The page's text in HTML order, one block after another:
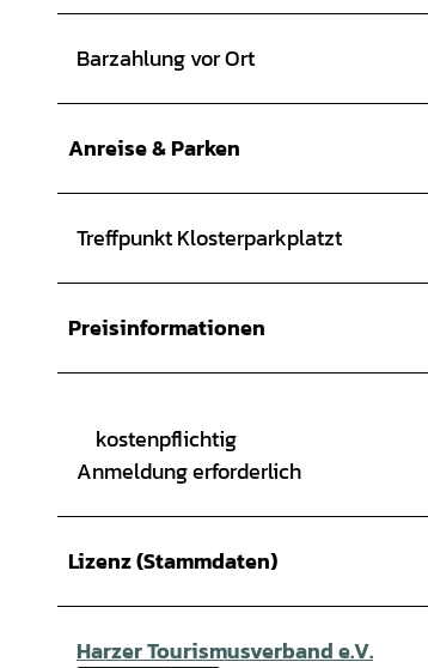
Barzahlung vor Ort
Anreise & Parken
Treffpunkt Klosterparkplatzt
Preisinformationen
kostenpflichtig
Anmeldung erforderlich
Lizenz (Stammdaten)
Harzer Tourismusverband e.V.